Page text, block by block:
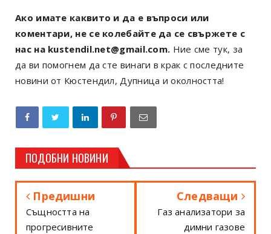
Ако имате каквито и да е въпроси или
коментари, не се колебайте да се свържете с
нас на kustendil.net@gmail.com. Ние сме тук, за
да ви помогнем да сте винаги в крак с последните
новини от Кюстендил, Дупница и околността!
ПОДОБНИ НОВИНИ
Предишни
Същността на
прогресивните
Следващи
Газ анализатори за
димни газове